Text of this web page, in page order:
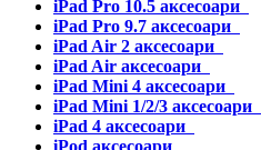
iPad Pro 10.5 аксесоари
iPad Pro 9.7 аксесоари
iPad Air 2 аксесоари
iPad Air аксесоари
iPad Mini 4 аксесоари
iPad Mini 1/2/3 аксесоари
iPad 4 аксесоари